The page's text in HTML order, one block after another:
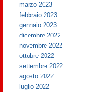
marzo 2023
febbraio 2023
gennaio 2023
dicembre 2022
novembre 2022
ottobre 2022
settembre 2022
agosto 2022
luglio 2022